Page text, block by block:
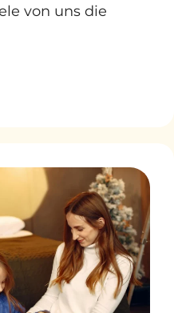
von uns die